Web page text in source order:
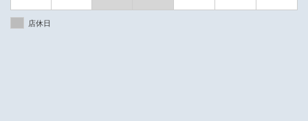
店休日